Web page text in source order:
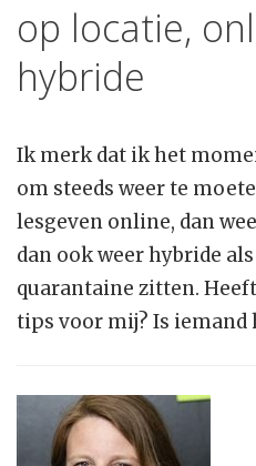
op locatie,
hybride
Ik merk dat ik het
om steeds weer te
lesgeven online, dan
dan ook weer hybride
quarantaine zitten.
tips voor mij? Is iemand